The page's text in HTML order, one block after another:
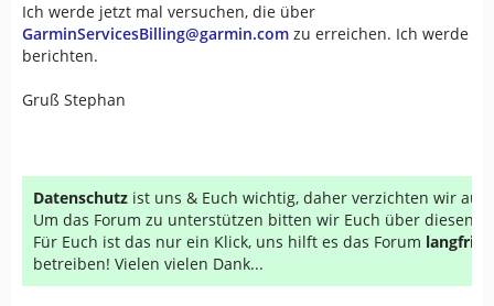
Ich werde jetzt mal versuchen, die über
GarminServicesBilling@garmin.com zu erreichen. Ich werde
berichten.
Gruß Stephan
Datenschutz ist uns & Euch wichtig, daher verzichten wir auf
Um das Forum zu unterstützen bitten wir Euch über diesen
Für Euch ist das nur ein Klick, uns hilft es das Forum
betreiben! Vielen vielen Dank...